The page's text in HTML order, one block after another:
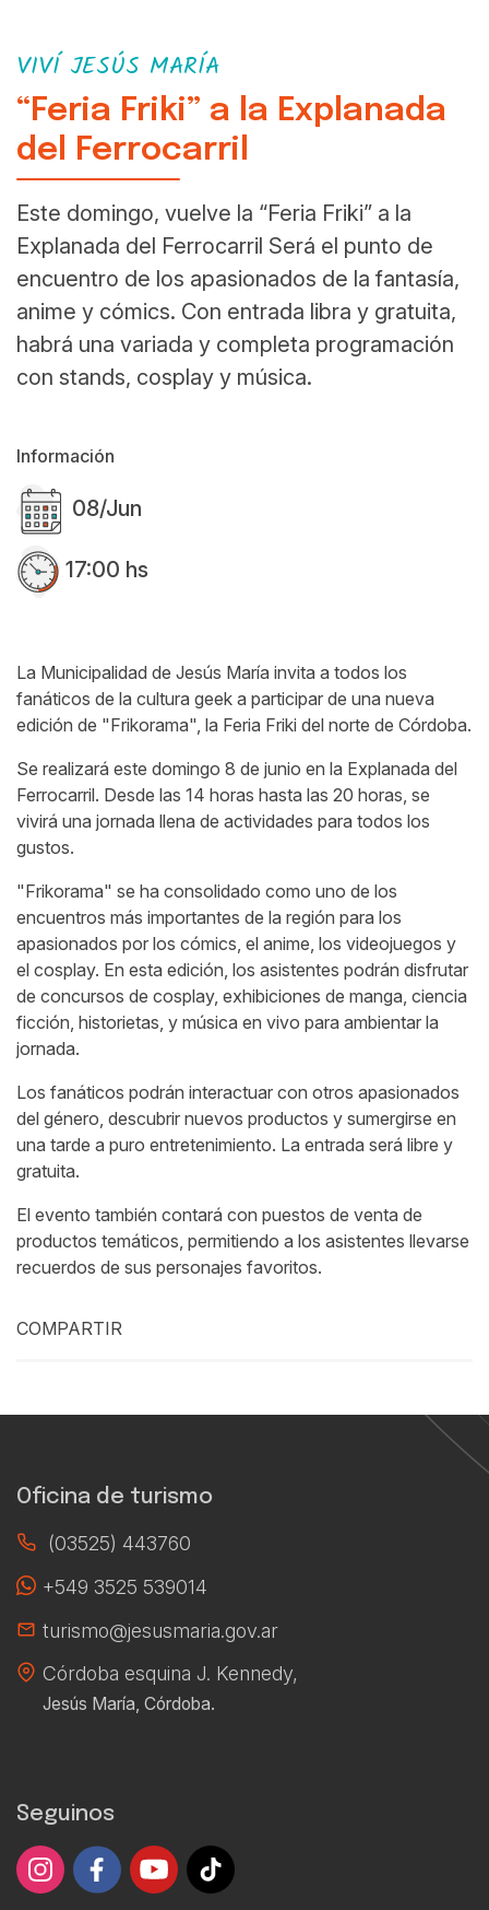
VIVÍ JESÚS MARÍA
“Feria Friki” a la Explanada
del Ferrocarril
Este domingo, vuelve la “Feria Friki” a la
Explanada del Ferrocarril Será el punto de
encuentro de los apasionados de la fantasía,
anime y cómics. Con entrada libra y gratuita,
habrá una variada y completa programación
con stands, cosplay y música.
Información
08/Jun
17:00 hs
La Municipalidad de Jesús María invita a todos los
fanáticos de la cultura geek a participar de una nueva
edición de "Frikorama", la Feria Friki del norte de Córdoba.
Se realizará este domingo 8 de junio en la Explanada del
Ferrocarril. Desde las 14 horas hasta las 20 horas, se
vivirá una jornada llena de actividades para todos los
gustos.
"Frikorama" se ha consolidado como uno de los
encuentros más importantes de la región para los
apasionados por los cómics, el anime, los videojuegos y
el cosplay. En esta edición, los asistentes podrán disfrutar
de concursos de cosplay, exhibiciones de manga, ciencia
ficción, historietas, y música en vivo para ambientar la
jornada.
Los fanáticos podrán interactuar con otros apasionados
del género, descubrir nuevos productos y sumergirse en
una tarde a puro entretenimiento. La entrada será libre y
gratuita.
El evento también contará con puestos de venta de
productos temáticos, permitiendo a los asistentes llevarse
recuerdos de sus personajes favoritos.
COMPARTIR
Oficina de turismo
(03525) 443760
+549 3525 539014
turismo@jesusmaria.gov.ar
Córdoba esquina J. Kennedy,
Jesús María, Córdoba.
Seguinos